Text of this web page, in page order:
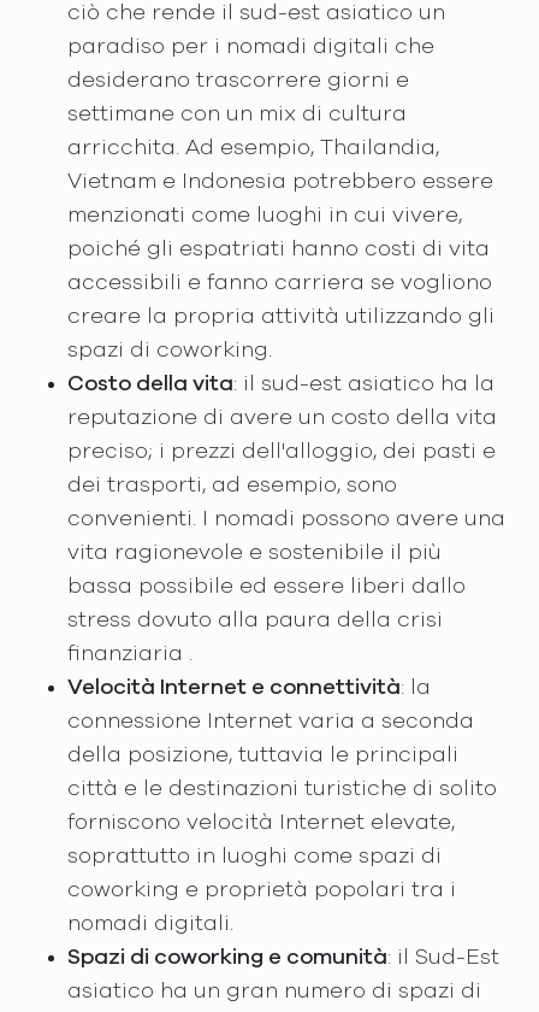
ciò che rende il sud-est asiatico un
paradiso per i nomadi digitali che
desiderano trascorrere giorni e
settimane con un mix di cultura
arricchita. Ad esempio, Thailandia,
Vietnam e Indonesia potrebbero essere
menzionati come luoghi in cui vivere,
poiché gli espatriati hanno costi di vita
accessibili e fanno carriera se vogliono
creare la propria attività utilizzando gli
spazi di coworking.
Costo della vita: il sud-est asiatico ha la
reputazione di avere un costo della vita
preciso; i prezzi dell'alloggio, dei pasti e
dei trasporti, ad esempio, sono
convenienti. I nomadi possono avere una
vita ragionevole e sostenibile il più
bassa possibile ed essere liberi dallo
stress dovuto alla paura della crisi
finanziaria .
Velocità Internet e connettività: la
connessione Internet varia a seconda
della posizione, tuttavia le principali
città e le destinazioni turistiche di solito
forniscono velocità Internet elevate,
soprattutto in luoghi come spazi di
coworking e proprietà popolari tra i
nomadi digitali.
Spazi di coworking e comunità: il Sud-Est
asiatico ha un gran numero di spazi di